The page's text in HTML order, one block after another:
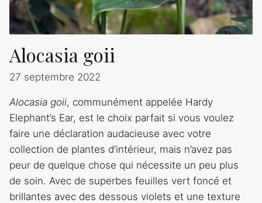
Alocasia goii
27 septembre 2022
Alocasia goii, communément appelée Hardy
Elephant’s Ear, est le choix parfait si vous voulez
faire une déclaration audacieuse avec votre
collection de plantes d’intérieur, mais n’avez pas
peur de quelque chose qui nécessite un peu plus
de soin. Avec de superbes feuilles vert foncé et
brillantes avec des dessous violets et une texture